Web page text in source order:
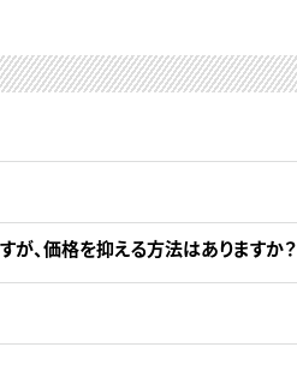
が、価格を抑える方法はありますか？